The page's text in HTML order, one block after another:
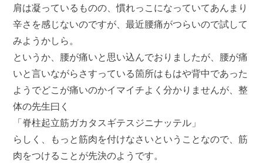
肩は凝っているものの、慣れっこになっていてあんまり
辛さを感じないのですが、最近腰痛がつらいので試して
みようかしら。
というか、腰が痛いと思い込んでおりましたが、腰が痛
いと言いながらさすっている箇所はもはや背中であった
ようでどこが痛いのかイマイチよく分かりませんが、整
体の先生曰く
「脊柱起立筋ガカタスギテスジニナッテル」
らしく、もっと筋肉を付けなさいということなので、筋
肉をつけることが先決のようです。